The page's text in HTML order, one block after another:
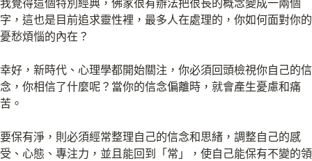
我覺得這個特別經典，佛家很有辦法把很長的概念變成一兩個
字，這也是目前追求靈性裡，最多人在處理的，你如何面對你的
憂愁煩惱的內在？
幸好，新時代、心理學都開始關注，你必須回頭檢視你自己的信
念，你相信了什麼呢？當你的信念偏離時，就會產生憂慮和痛
苦。
要保有淨，則必須經常整理自己的信念和思緒，調整自己的感
受、心態、專注力，並且能回到「常」，使自己能保有不變的領